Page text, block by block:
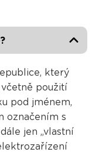
který
použití
pod jménem,
označením s
jen „vlastní